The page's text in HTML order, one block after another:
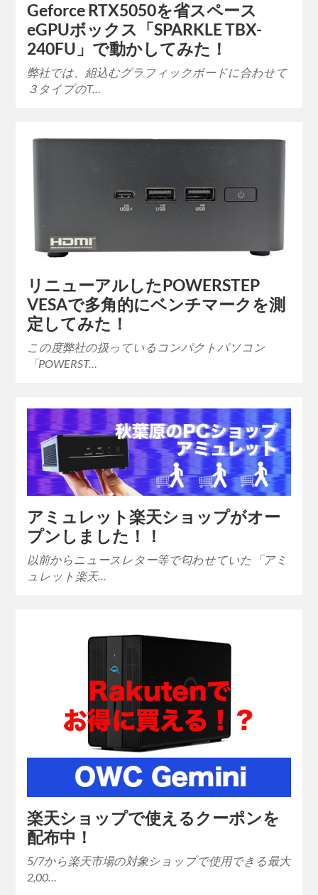
Geforce RTX5050を省スペース
eGPUボックス「SPARKLE TBX-
240FU」で動かしてみた！
弊社では、組込むグラフィックボードに合わせて
３タイプのT…
リニューアルしたPOWERSTEP
VESAで多角的にベンチマークを測
定してみた！
この度弊社の扱っているコンパクトパソコン
「POWERST…
アミュレット楽天ショップがオー
プンしました！！
以前からニュースレター等で匂わせていた「アミ
ュレット楽天…
楽天ショップで使えるクーポンを
配布中！
5/7から楽天市場の対象ショップで使用できる最大
2,00…